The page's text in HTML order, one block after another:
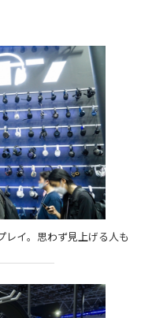
レイ。思わず見上げる人も